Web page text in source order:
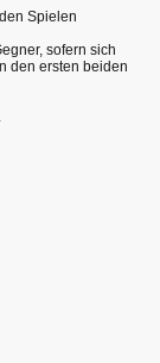
Spielen
sofern sich
den ersten beiden